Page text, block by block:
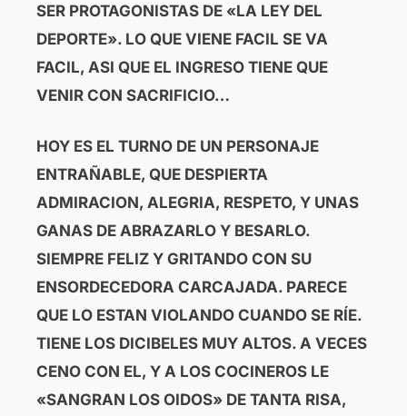
SER PROTAGONISTAS DE «LA LEY DEL
DEPORTE». LO QUE VIENE FACIL SE VA
FACIL, ASI QUE EL INGRESO TIENE QUE
VENIR CON SACRIFICIO…
HOY ES EL TURNO DE UN PERSONAJE
ENTRAÑABLE, QUE DESPIERTA
ADMIRACION, ALEGRIA, RESPETO, Y UNAS
GANAS DE ABRAZARLO Y BESARLO.
SIEMPRE FELIZ Y GRITANDO CON SU
ENSORDECEDORA CARCAJADA. PARECE
QUE LO ESTAN VIOLANDO CUANDO SE RÍE.
TIENE LOS DICIBELES MUY ALTOS. A VECES
CENO CON EL, Y A LOS COCINEROS LE
«SANGRAN LOS OIDOS» DE TANTA RISA,